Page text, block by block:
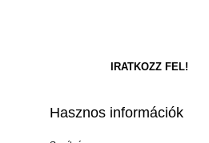
Hasznos információk